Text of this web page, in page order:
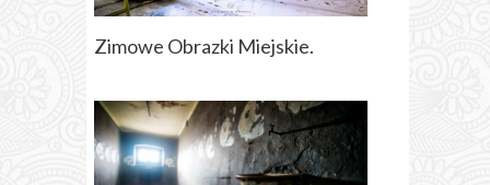
Zimowe Obrazki Miejskie.